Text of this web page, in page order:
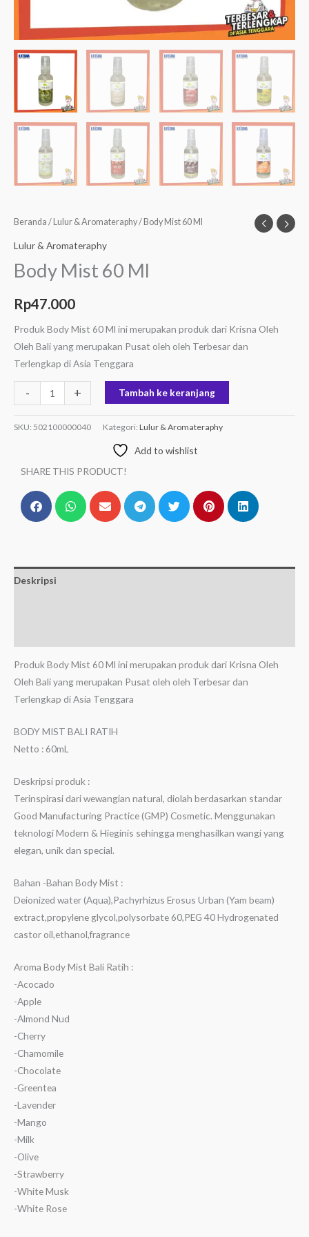
Beranda / Lulur & Aromateraphy/ Body Mist 60 Ml
Lulur & Aromateraphy
Body Mist 60 Ml
Rp47.000
Produk Body Mist 60 Ml ini merupakan produk dari Krisna Oleh
Oleh Bali yang merupakan Pusat oleh oleh Terbesar dan
Terlengkap di Asia Tenggara
- + Tambah ke keranjang
SKU: 502100000040 Kategori: Lulur & Aromateraphy
Add to wishlist
SHARE THIS PRODUCT!
Deskripsi
Produk Body Mist 60 Ml ini merupakan produk dari Krisna Oleh
Oleh Bali yang merupakan Pusat oleh oleh Terbesar dan
Terlengkap di Asia Tenggara
BODY MIST BALI RATIH
Netto : 60mL
Deskripsi produk :
Terinspirasi dari wewangian natural, diolah berdasarkan standar
Good Manufacturing Practice (GMP) Cosmetic. Menggunakan
teknologi Modern & Hieginis sehingga menghasilkan wangi yang
elegan, unik dan special.
Bahan -Bahan Body Mist :
Deionized water (Aqua),Pachyrhizus Erosus Urban (Yam beam)
extract,propylene glycol,polysorbate 60,PEG 40 Hydrogenated
castor oil,ethanol,fragrance
Aroma Body Mist Bali Ratih :
-Acocado
-Apple
-Almond Nud
-Cherry
-Chamomile
-Chocolate
-Greentea
-Lavender
-Mango
-Milk
-Olive
-Strawberry
-White Musk
-White Rose